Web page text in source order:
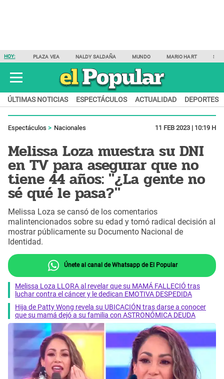
HOY: PLAZA VEA NALDY SALDAÑA MUNDO MARIO HART
ÚLTIMAS NOTICIAS ESPECTÁCULOS ACTUALIDAD DEPORTES
Espectáculos Nacionales 11 FEB 2023 | 10:19 H
Melissa Loza muestra su DNI
en TV para asegurar que no
tiene 44 años: "¿La gente no
sé qué le pasa?"
Melissa Loza se cansó de los comentarios
malintencionados sobre su edad y tomó radical decisión al
mostrar públicamente su Documento Nacional de
Identidad.
Únete al canal de Whatsapp de El Popular
Melissa Loza LLORA al revelar que su MAMÁ FALLECIÓ tras
luchar contra el cáncer y le dedican EMOTIVA DESPEDIDA
Hija de Patty Wong revela su UBICACIÓN tras darse a conocer
que su mamá dejó a su familia con ASTRONÓMICA DEUDA